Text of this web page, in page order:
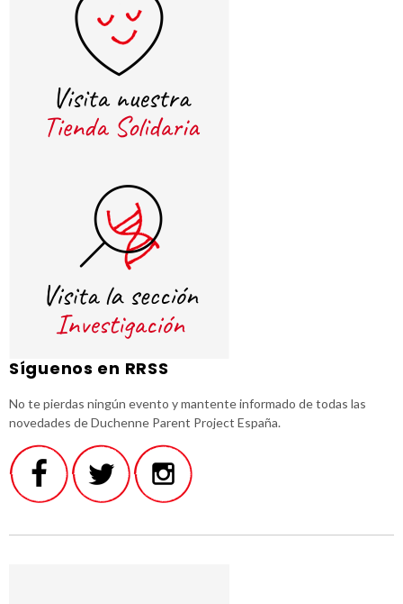
Síguenos en RRSS
No te pierdas ningún evento y mantente informado de todas las
novedades de Duchenne Parent Project España.